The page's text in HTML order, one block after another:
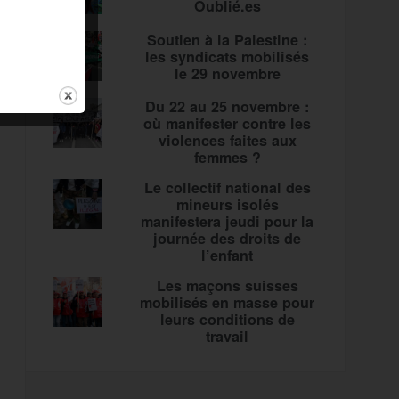
Oublié.es
Soutien à la Palestine :
les syndicats mobilisés
le 29 novembre
Du 22 au 25 novembre :
où manifester contre les
violences faites aux
femmes ?
Le collectif national des
mineurs isolés
manifestera jeudi pour la
journée des droits de
l’enfant
Les maçons suisses
mobilisés en masse pour
leurs conditions de
travail